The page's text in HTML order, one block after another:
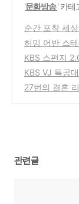
'문화방송' 카테
순간 포착 세
(1)
허밍 어반 스
ST)
(0)
KBS 스펀지
방법과 스토커
KBS VJ 특공
귀농해서 부자
27번의 결혼
관련글